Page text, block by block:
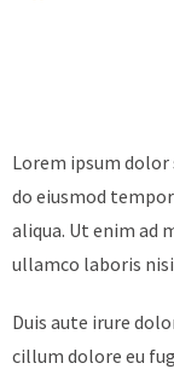
Lorem ipsum
do eiusmod
aliqua. Ut enim ad
ullamco laboris
Duis aute irure
cillum dolore eu